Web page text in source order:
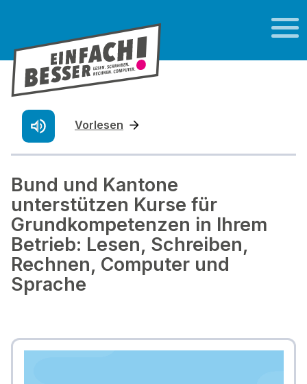
Vorlesen
Bund und Kantone
unterstützen Kurse für
Grundkompetenzen in Ihrem
Betrieb: Lesen, Schreiben,
Rechnen, Computer und
Sprache